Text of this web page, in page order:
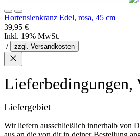
Hortensienkranz Edel, rosa, 45 cm
39,95 €
Inkl. 19% MwSt.
/
zzgl. Versandkosten
Lieferbedingungen,
Liefergebiet
Wir liefern ausschließlich innerhalb von